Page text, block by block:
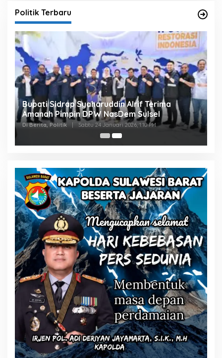
Politik Terbaru
Bupati Sidrap Syaharuddin Alrif Terima
Amanah Pimpin DPW NasDem Sulsel
Di Berita, Politik | Sabtu 24 Januari 2026, 1:10 PM